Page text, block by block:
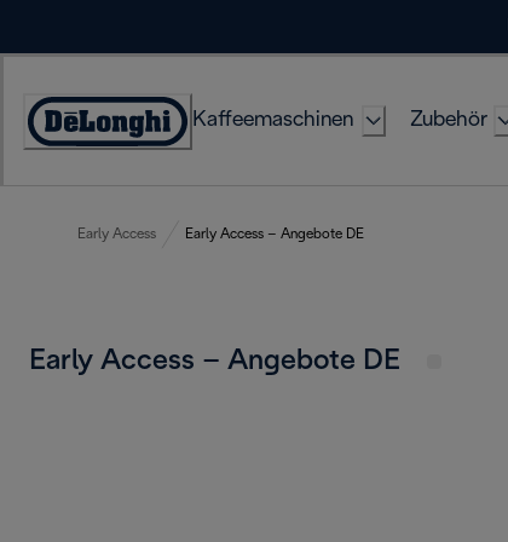
Erklärung
Kaffeemaschinen Zubehör
Early Access Early Access – Angebote DE
Early Access – Angebote DE